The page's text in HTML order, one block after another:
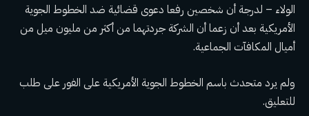
الولاء – لدرجة أن شخصين رفعا دعوى قضائية ضد الخطوط الجوية
الأمريكية بعد أن زعما أن الشركة جردتهما من أكثر من مليون ميل من
أميال المكافآت الجماعية.
ولم يرد متحدث باسم الخطوط الجوية الأمريكية على الفور على طلب
للتعليق.